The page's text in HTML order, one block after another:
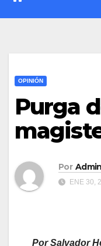
OPINIÓN
Purga
Por Admin
ENE 30,
Por Salvador